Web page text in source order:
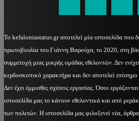
Το kefaloniastatus.gr αποτελεί μία ιστοσελίδα που
πρωτοβουλία του Γιάννη Βαρούχα, το 2020, στη
συμμετοχή μιας μικρής ομάδας εθελοντών. Δεν
κερδοσκοπικό χαρακτήρα και δεν αποτελεί
Δεν έχει έμμισθες σχέσεις εργασίας. Όσοι
ιστοσελίδα μας το κάνουν εθελοντικά και από
των πολιτών. Η ιστοσελίδα μας φιλοξενεί νέα,